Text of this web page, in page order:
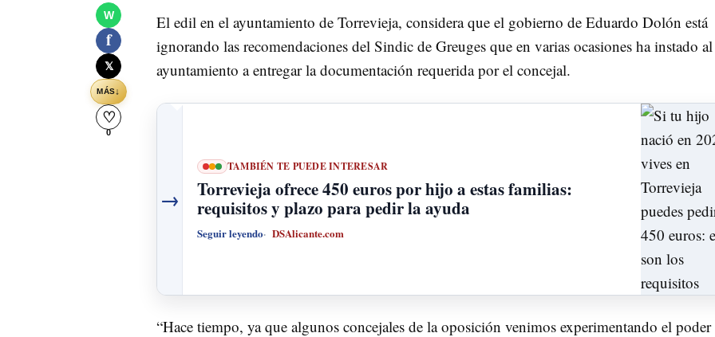
W
f
𝕏
MÁS↓
♡
0
El edil en el ayuntamiento de Torrevieja, considera que el gobierno de Eduardo Dolón está
ignorando las recomendaciones del Sindic de Greuges que en varias ocasiones ha instado al
ayuntamiento a entregar la documentación requerida por el concejal.
→
TAMBIÉN TE PUEDE INTERESAR
Torrevieja ofrece 450 euros por hijo a estas familias:
requisitos y plazo para pedir la ayuda
Seguir leyendo DSAlicante.com
“Hace tiempo, ya que algunos concejales de la oposición venimos experimentando el poder